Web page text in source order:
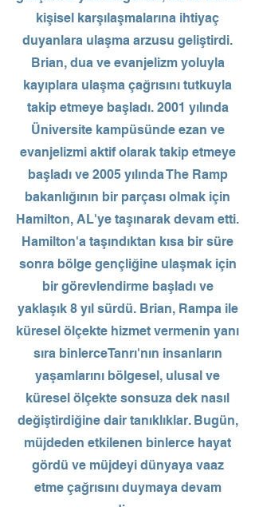
kişisel karşılaşmalarına ihtiyaç
duyanlara ulaşma arzusu geliştirdi.
Brian, dua ve evanjelizm yoluyla
kayıplara ulaşma çağrısını tutkuyla
takip etmeye başladı. 2001 yılında
Üniversite kampüsünde ezan ve
evanjelizmi aktif olarak takip etmeye
başladı ve 2005 yılında The Ramp
bakanlığının bir parçası olmak için
Hamilton, AL'ye taşınarak devam etti.
Hamilton'a taşındıktan kısa bir süre
sonra bölge gençliğine ulaşmak için
bir görevlendirme başladı ve
yaklaşık 8 yıl sürdü. Brian, Rampa ile
küresel ölçekte hizmet vermenin yanı
sıra binlerceTanrı'nın insanların
yaşamlarını bölgesel, ulusal ve
küresel ölçekte sonsuza dek nasıl
değiştirdiğine dair tanıklıklar. Bugün,
müjdeden etkilenen binlerce hayat
gördü ve müjdeyi dünyaya vaaz
etme çağrısını duymaya devam